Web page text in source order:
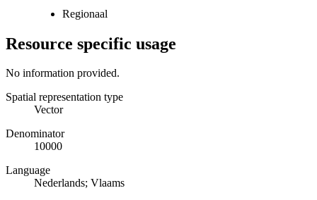
Regionaal
Resource specific usage
No information provided.
Spatial representation type
Vector
Denominator
10000
Language
Nederlands; Vlaams